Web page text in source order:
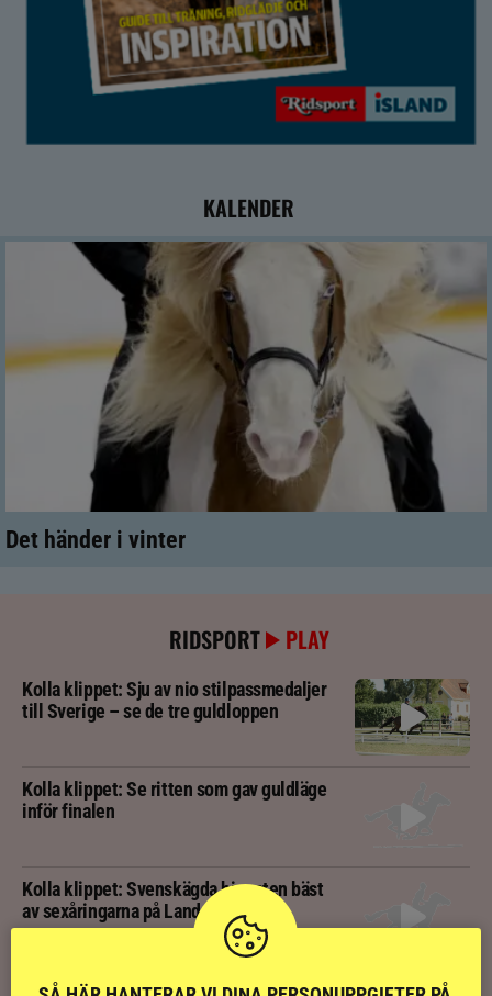
KALENDER
Det händer i vinter
RIDSPORT PLAY
Kolla klippet: Sju av nio stilpassmedaljer
till Sverige – se de tre guldloppen
Kolla klippet: Se ritten som gav guldläge
inför finalen
Kolla klippet: Svenskägda hingsten bäst
av sexåringarna på Landsmót
Kolla klippet: Gljátoppur-dotterns